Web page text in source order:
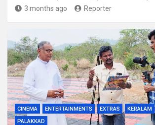
3 months ago Reporter
CINEMA ENTERTAINMENTS EXTRAS KERALAM
PALAKKAD